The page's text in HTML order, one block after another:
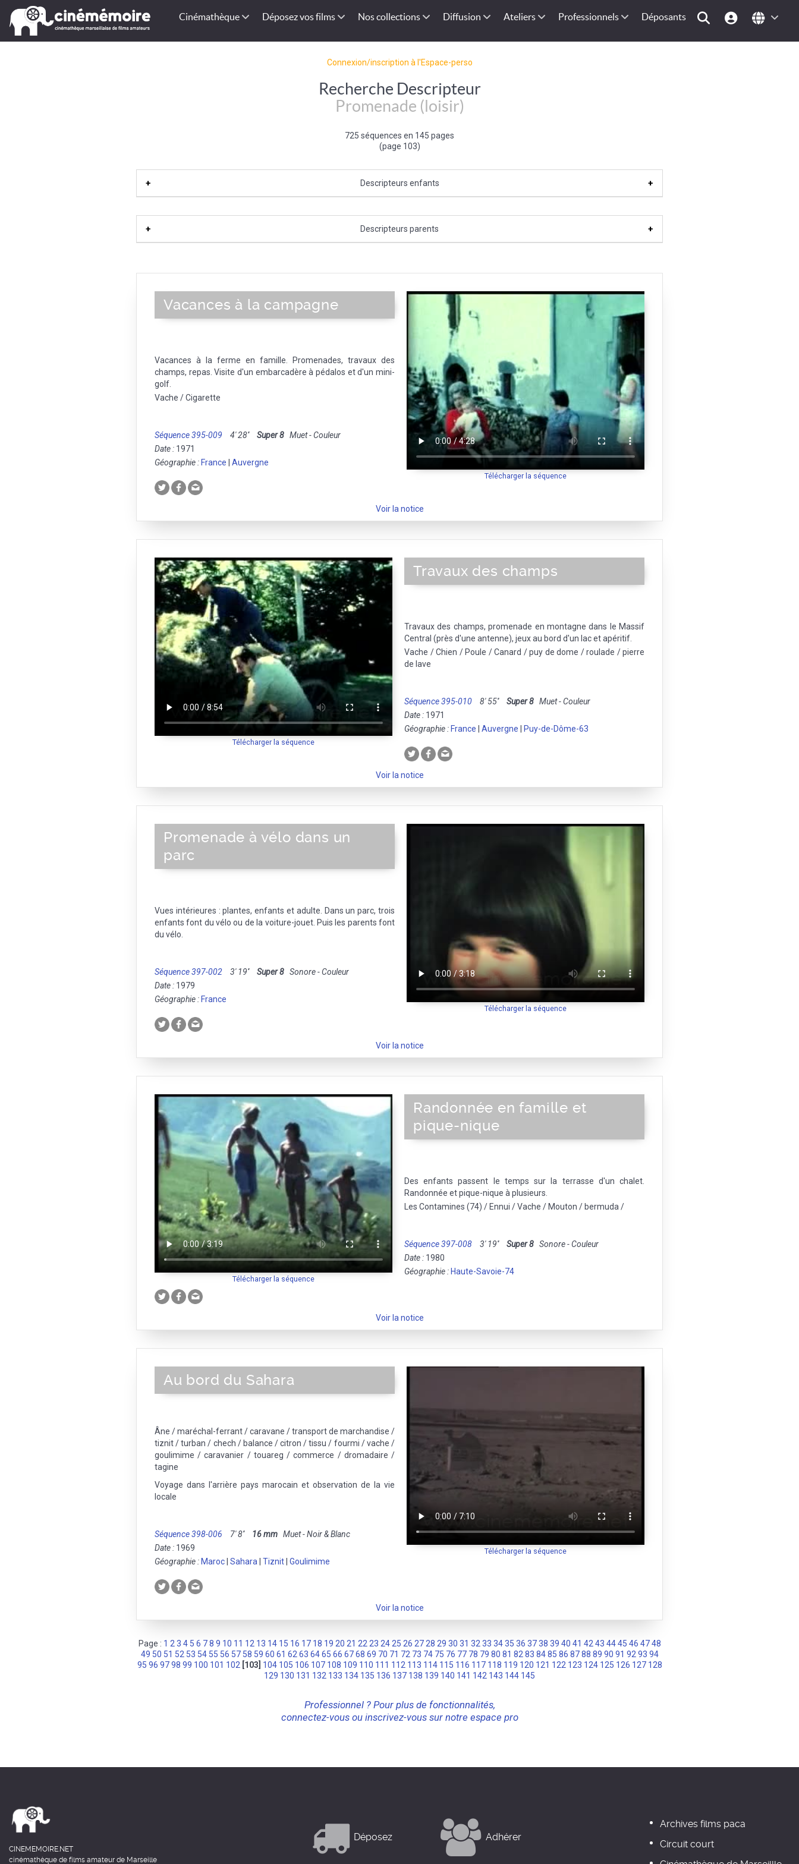
Cinémathèque Déposez vos films Nos collections Diffusion Ateliers Professionnels Déposants
Connexion/inscription à l'Espace-perso
Recherche Descripteur
Promenade (loisir)
725 séquences en 145 pages
(page 103)
Descripteurs enfants
Promenade équestre
Descripteurs parents
Télécharger la séquence
Vacances à la campagne
Vacances à la ferme en famille. Promenades, travaux des
champs, repas. Visite d'un embarcadère à pédalos et d'un mini-
golf.
Vache / Cigarette
Séquence 395-009 4' 28'' Super 8 Muet - Couleur
Date : 1971
Géographie : France Auvergne
Voir la notice
Télécharger la séquence
Travaux des champs
Travaux des champs, promenade en montagne dans le Massif
Central (près d'une antenne), jeux au bord d'un lac et apéritif.
Vache / Chien / Poule / Canard / puy de dome / roulade / pierre
de lave
Séquence 395-010 8' 55'' Super 8 Muet - Couleur
Date : 1971
Géographie : France Auvergne Puy-de-Dôme-63
Voir la notice
Télécharger la séquence
Promenade à vélo dans un
parc
Vues intérieures : plantes, enfants et adulte. Dans un parc, trois
enfants font du vélo ou de la voiture-jouet. Puis les parents font
du vélo.
Séquence 397-002 3' 19'' Super 8 Sonore - Couleur
Date : 1979
Géographie : France
Voir la notice
Télécharger la séquence
Randonnée en famille et
pique-nique
Des enfants passent le temps sur la terrasse d'un chalet.
Randonnée et pique-nique à plusieurs.
Les Contamines (74) / Ennui / Vache / Mouton / bermuda /
Séquence 397-008 3' 19'' Super 8 Sonore - Couleur
Date : 1980
Géographie : Haute-Savoie-74
Voir la notice
Télécharger la séquence
Au bord du Sahara
Âne / maréchal-ferrant / caravane / transport de marchandise /
tiznit / turban / chech / balance / citron / tissu / fourmi / vache /
goulimime / caravanier / touareg / commerce / dromadaire /
tagine
Voyage dans l'arrière pays marocain et observation de la vie
locale
Séquence 398-006 7' 8'' 16 mm Muet - Noir & Blanc
Date : 1969
Géographie : Maroc Sahara Tiznit Goulimime
Voir la notice
Page : 1 2 3 4 5 6 7 8 9 10 11 12 13 14 15 16 17 18 19 20 21 22 23 24 25 26 27 28 29 30 31 32 33 34 35 36 37 38 39 40 41 42 43 44 45 46 47 48
49 50 51 52 53 54 55 56 57 58 59 60 61 62 63 64 65 66 67 68 69 70 71 72 73 74 75 76 77 78 79 80 81 82 83 84 85 86 87 88 89 90 91 92 93 94
95 96 97 98 99 100 101 102 [103] 104 105 106 107 108 109 110 111 112 113 114 115 116 117 118 119 120 121 122 123 124 125 126 127 128
129 130 131 132 133 134 135 136 137 138 139 140 141 142 143 144 145
Professionnel ? Pour plus de fonctionnalités,
connectez-vous ou inscrivez-vous sur notre espace pro
CINEMEMOIRE.NET
cinémathèque de films amateur de Marseille
Déposez Adhérer
Archives films paca
Circuit court